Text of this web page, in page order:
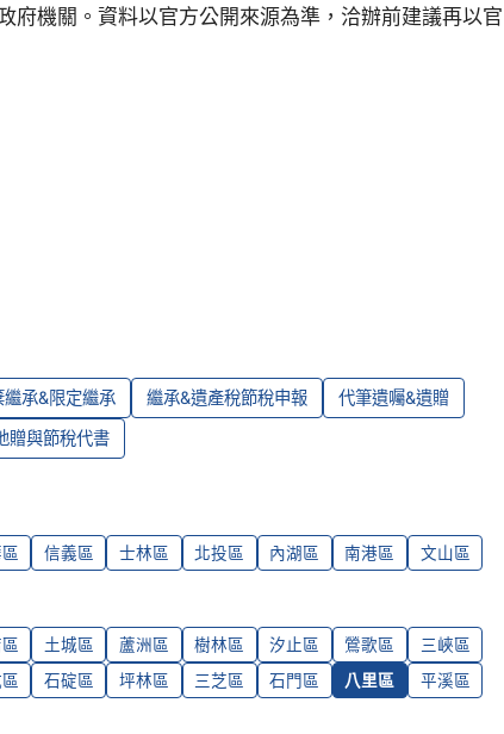
府機關。資料以官方公開來源為準，洽辦前建議再以官
繼承&限定繼承 繼承&遺產稅節稅申報 代筆遺囑&遺贈
贈與節稅代書
信義區 士林區 北投區 內湖區 南港區 文山區
土城區 蘆洲區 樹林區 汐止區 鶯歌區
三峽區
石碇區 坪林區 三芝區 石門區 八里區
平溪區